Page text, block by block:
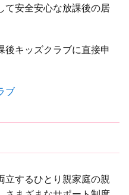
て安全安心な放課後の居
後キッズクラブに直接申
ブ
立するひとり親家庭の親